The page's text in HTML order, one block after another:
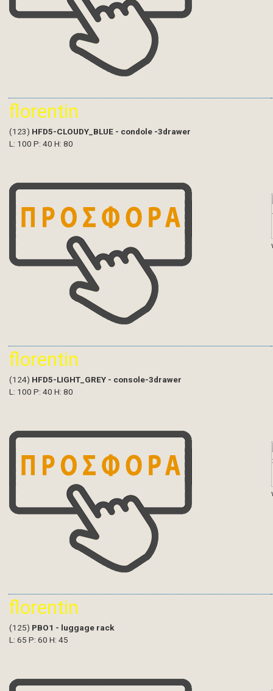
florentin
(123) HFD5-CLOUDY_BLUE - condole -3drawer
L: 100 P: 40 H: 80
florentin
(124) HFD5-LIGHT_GREY - console-3drawer
L: 100 P: 40 H: 80
florentin
(125) PBO1 - luggage rack
L: 65 P: 60 H: 45